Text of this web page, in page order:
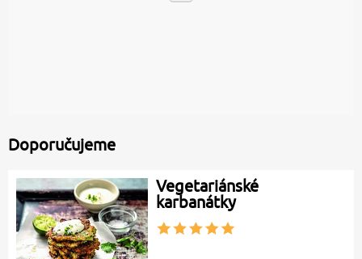
Doporučujeme
Vegetariánské
karbanátky